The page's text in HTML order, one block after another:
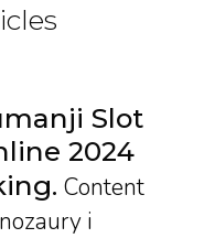
Slot
2024
Content
i